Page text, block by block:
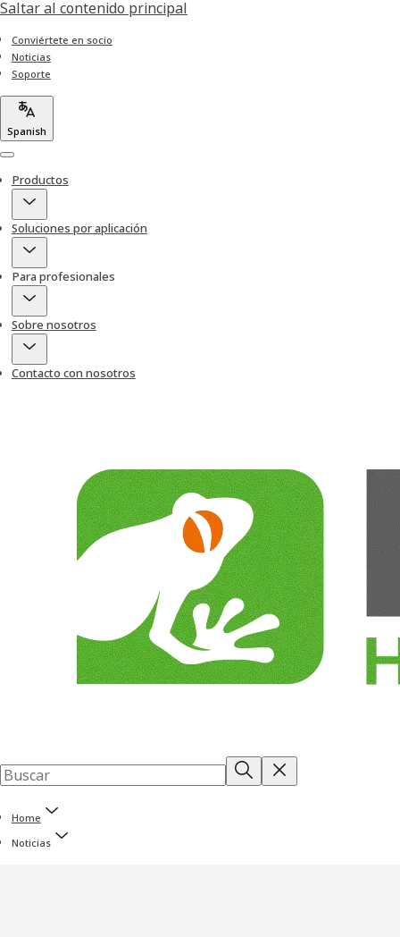
Saltar al contenido principal
Conviértete en socio
Noticias
Soporte
Spanish
Menu
Productos
Soluciones por aplicación
Para profesionales
Sobre nosotros
Contacto con nosotros
Home
Noticias